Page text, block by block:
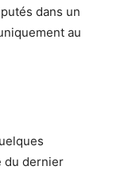
dans un
au
du dernier